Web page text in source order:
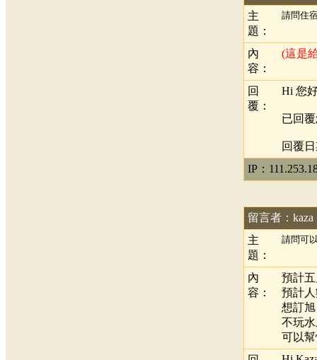
主
題：
請問住
內
容：
(這是
回
覆：
Hi 您
已回
回覆日
IP：
留言者：kaza
主
題：
請問可
內
容：
預計
預計
想訂
不玩
可以